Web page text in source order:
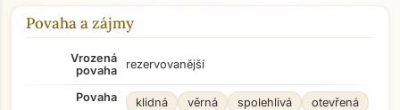
Povaha a zájmy
Vrozená
povaha
rezervovanější
Povaha klidná věrná spolehlivá
otevřená